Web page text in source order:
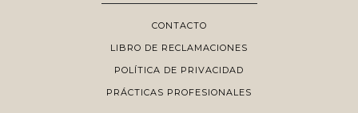
CONTACTO
LIBRO DE RECLAMACIONES
POLÍTICA DE PRIVACIDAD
PRÁCTICAS PROFESIONALES